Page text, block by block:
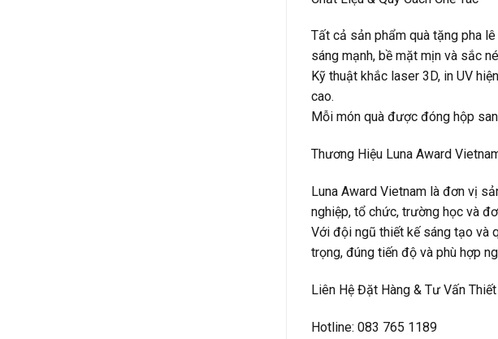
Tất cả sản phẩm quà tặng pha
sáng mạnh, bề mặt mịn và sắc
Kỹ thuật khắc laser 3D, in UV
cao.
Mỗi món quà được đóng hộp
Thương Hiệu Luna Award
Luna Award Vietnam là đơn vị
nghiệp, tổ chức, trường học và
Với đội ngũ thiết kế sáng tạo và
trọng, đúng tiến độ và phù hợp
Liên Hệ Đặt Hàng & Tư Vấn
Hotline: 083 765 1189